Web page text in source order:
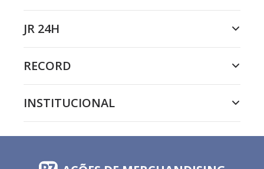
JR 24H
RECORD
INSTITUCIONAL